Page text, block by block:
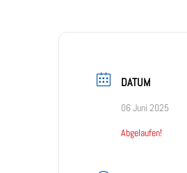
DATUM
06 Juni 2025
Abgelaufen!